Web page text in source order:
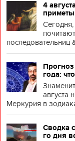
4
Сегодня,
последовательниц
года:
августа
Меркурия в
Сводка
го дня